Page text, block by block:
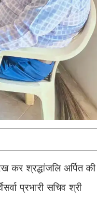
कर श्रद्धांजलि अर्पित की
प्रभारी सचिव श्री